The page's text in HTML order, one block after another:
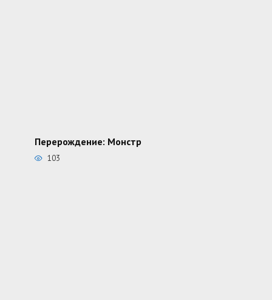
Перерождение: Монстр
103